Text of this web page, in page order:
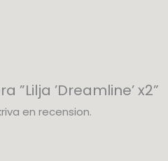
’Dreamline’ x2”
en recension.